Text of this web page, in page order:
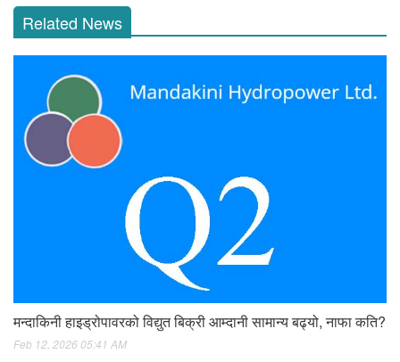
Related News
मन्दाकिनी हाइड्रोपावरको विद्युत बिक्री आम्दानी सामान्य बढ्यो, नाफा कति?
Feb 12, 2026 05:41 AM